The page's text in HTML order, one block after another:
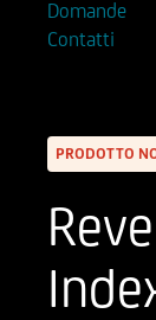
Domande
Contatti
PRODOTTO